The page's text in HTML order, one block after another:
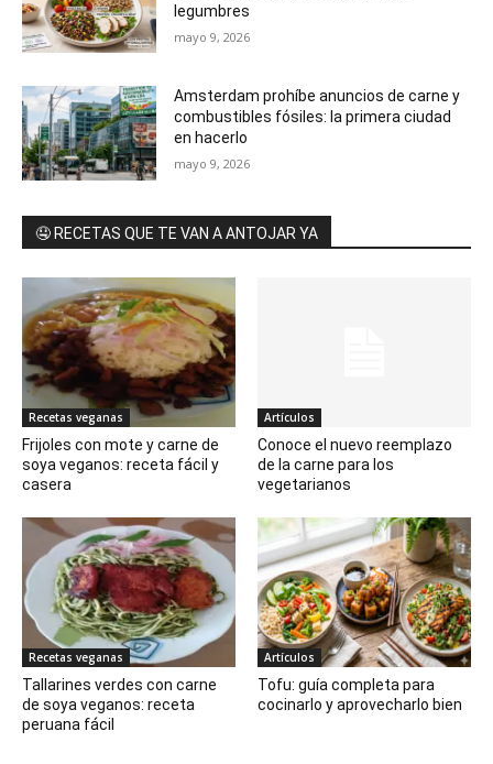
legumbres
mayo 9, 2026
Amsterdam prohíbe anuncios de carne y
combustibles fósiles: la primera ciudad
en hacerlo
mayo 9, 2026
🤤 RECETAS QUE TE VAN A ANTOJAR YA
Recetas veganas
Frijoles con mote y carne de
soya veganos: receta fácil y
casera
Artículos
Conoce el nuevo reemplazo
de la carne para los
vegetarianos
Recetas veganas
Tallarines verdes con carne
de soya veganos: receta
peruana fácil
Artículos
Tofu: guía completa para
cocinarlo y aprovecharlo bien